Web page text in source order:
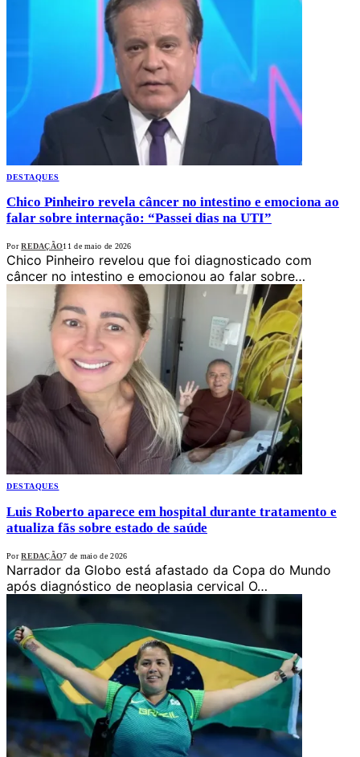
DESTAQUES
Chico Pinheiro revela câncer no intestino e emociona ao
falar sobre internação: “Passei dias na UTI”
Por REDAÇÃO11 de maio de 2026
Chico Pinheiro revelou que foi diagnosticado com
câncer no intestino e emocionou ao falar sobre…
DESTAQUES
Luis Roberto aparece em hospital durante tratamento e
atualiza fãs sobre estado de saúde
Por REDAÇÃO7 de maio de 2026
Narrador da Globo está afastado da Copa do Mundo
após diagnóstico de neoplasia cervical O…